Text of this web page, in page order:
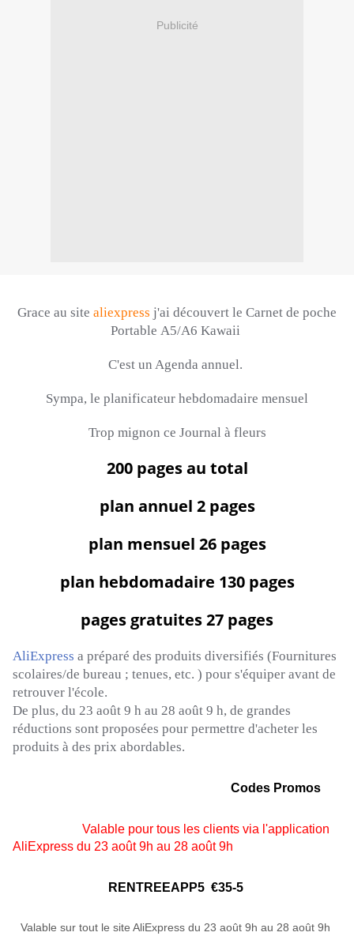
Publicité
Grace au site aliexpress j'ai découvert le Carnet de poche
Portable A5/A6 Kawaii
C'est un Agenda annuel.
Sympa, le planificateur hebdomadaire mensuel
Trop mignon ce Journal à fleurs
200 pages au total
plan annuel 2 pages
plan mensuel 26 pages
plan hebdomadaire 130 pages
pages gratuites 27 pages
AliExpress a préparé des produits diversifiés (Fournitures
scolaires/de bureau ; tenues, etc. ) pour s'équiper avant de
retrouver l'école.
De plus, du 23 août 9 h au 28 août 9 h, de grandes
réductions sont proposées pour permettre d'acheter les
produits à des prix abordables.
Codes Promos
Valable pour tous les clients via l'application
AliExpress du 23 août 9h au 28 août 9h
RENTREEAPP5 €35-5
Valable sur tout le site AliExpress du 23 août 9h au 28 août 9h